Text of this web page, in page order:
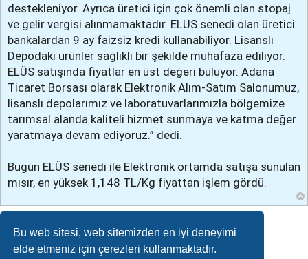
Bu web sitesi, web sitemizden en iyi deneyimi
elde etmeniz için çerezleri kullanmaktadır.
destekleniyor. Ayrıca üretici için çok önemli olan stopaj
ve gelir vergisi alınmamaktadır. ELÜS senedi olan üretici
bankalardan 9 ay faizsiz kredi kullanabiliyor. Lisanslı
Depodaki ürünler sağlıklı bir şekilde muhafaza ediliyor.
ELÜS satışında fiyatlar en üst değeri buluyor. Adana
Ticaret Borsası olarak Elektronik Alım-Satım Salonumuz,
lisanslı depolarımız ve laboratuvarlarımızla bölgemize
tarımsal alanda kaliteli hizmet sunmaya ve katma değer
yaratmaya devam ediyoruz.” dedi.
Bugün ELÜS senedi ile Elektronik ortamda satışa sunulan
mısır, en yüksek 1,148 TL/Kg fiyattan işlem gördü.